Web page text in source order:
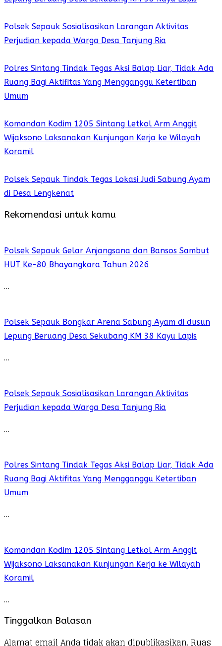
Polsek Sepauk Sosialisasikan Larangan Aktivitas
Perjudian kepada Warga Desa Tanjung Ria
Polres Sintang Tindak Tegas Aksi Balap Liar, Tidak Ada
Ruang Bagi Aktifitas Yang Mengganggu Ketertiban
Umum
Komandan Kodim 1205 Sintang Letkol Arm Anggit
Wijaksono Laksanakan Kunjungan Kerja ke Wilayah
Koramil
Polsek Sepauk Tindak Tegas Lokasi Judi Sabung Ayam
di Desa Lengkenat
Rekomendasi untuk kamu
Polsek Sepauk Gelar Anjangsana dan Bansos Sambut
HUT Ke-80 Bhayangkara Tahun 2026
…
Polsek Sepauk Bongkar Arena Sabung Ayam di dusun
Lepung Beruang Desa Sekubang KM 38 Kayu Lapis
…
Polsek Sepauk Sosialisasikan Larangan Aktivitas
Perjudian kepada Warga Desa Tanjung Ria
…
Polres Sintang Tindak Tegas Aksi Balap Liar, Tidak Ada
Ruang Bagi Aktifitas Yang Mengganggu Ketertiban
Umum
…
Komandan Kodim 1205 Sintang Letkol Arm Anggit
Wijaksono Laksanakan Kunjungan Kerja ke Wilayah
Koramil
…
Tinggalkan Balasan
Alamat email Anda tidak akan dipublikasikan. Ruas